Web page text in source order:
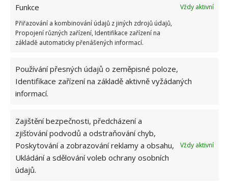
Funkce
Vždy aktivní
Přiřazování a kombinování údajů z jiných zdrojů údajů,
Propojení různých zařízení, Identifikace zařízení na
základě automaticky přenášených informací.
Používání přesných údajů o zeměpisné poloze,
Identifikace zařízení na základě aktivně vyžádaných
informací.
Zajištění bezpečnosti, předcházení a
zjišťování podvodů a odstraňování chyb,
Poskytování a zobrazování reklamy a obsahu,
Ukládání a sdělování voleb ochrany osobních
údajů.
Vždy aktivní
KOMENTOVAT
Hana Musilová
Do redakce Bydlimeutulne.cz se
přidala během svých studií a práce
redaktorky ji tak nadchla, že se